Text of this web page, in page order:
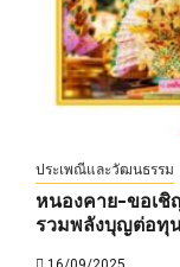
ประเพณีและวัฒนธรรม
หนองคาย-ขอเ
รวมพลังบุญต่อทุ